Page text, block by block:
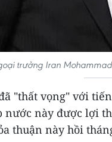
trưởng Iran
"thất vọng" với
nước này được lợi
thuận này hồi